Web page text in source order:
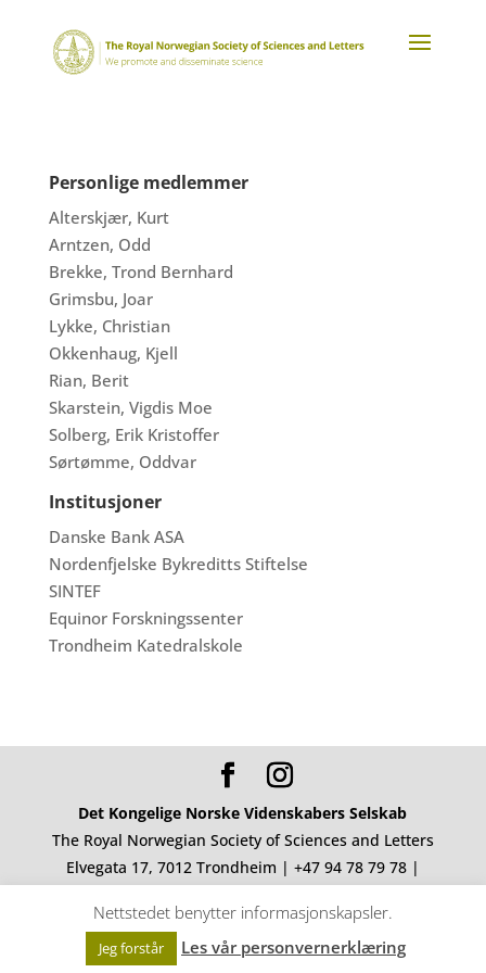
Personlige medlemmer
Alterskjær, Kurt
Arntzen, Odd
Brekke, Trond Bernhard
Grimsbu, Joar
Lykke, Christian
Okkenhaug, Kjell
Rian, Berit
Skarstein, Vigdis Moe
Solberg, Erik Kristoffer
Sørtømme, Oddvar
Institusjoner
Danske Bank ASA
Nordenfjelske Bykreditts Stiftelse
SINTEF
Equinor Forskningssenter
Trondheim Katedralskole
Det Kongelige Norske Videnskabers Selskab
The Royal Norwegian Society of Sciences and Letters
Elvegata 17, 7012 Trondheim | +47 94 78 79 78 |
Org.nr. Stiftelsen 962 050 891 | Org.nr. Akademiet
976 065 751
Nettstedet benytter informasjonskapsler.
Jeg forstår Les vår personvernerklæring